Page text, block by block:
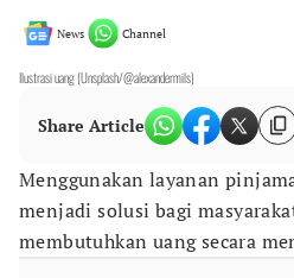
News Channel
Ilustrasi uang (Unsplash/@alexandermils)
Share Article
Menggunakan layanan
menjadi solusi bagi
membutuhkan uang secara